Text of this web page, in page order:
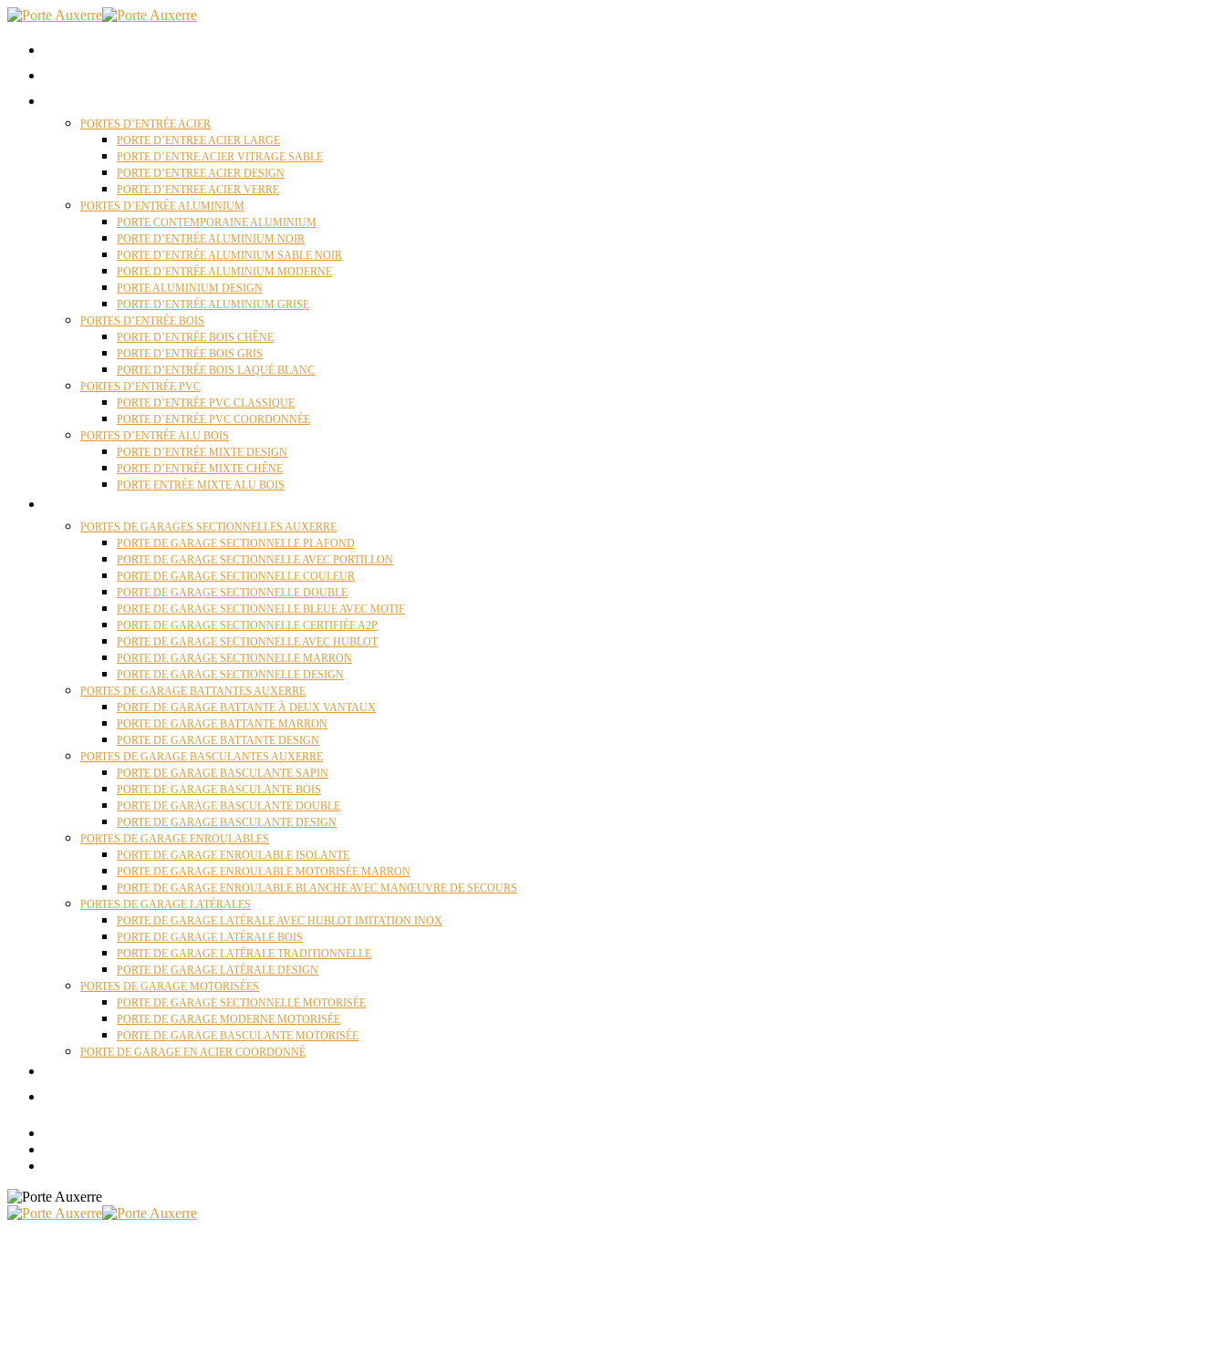
PORTES D’ENTRÉE ACIER
PORTE D’ENTREE ACIER LARGE
PORTE D’ENTRE ACIER VITRAGE SABLE
PORTE D’ENTREE ACIER DESIGN
PORTE D’ENTREE ACIER VERRE
PORTES D’ENTRÉE ALUMINIUM
PORTE CONTEMPORAINE ALUMINIUM
PORTE D’ENTRÉE ALUMINIUM NOIR
PORTE D’ENTRÉE ALUMINIUM SABLE NOIR
PORTE D’ENTRÉE ALUMINIUM MODERNE
PORTE ALUMINIUM DESIGN
PORTE D’ENTRÉE ALUMINIUM GRISE
PORTES D’ENTRÉE BOIS
PORTE D’ENTRÉE BOIS CHÊNE
PORTE D’ENTRÉE BOIS GRIS
PORTE D’ENTRÉE BOIS LAQUÉ BLANC
PORTES D’ENTRÉE PVC
PORTE D’ENTRÉE PVC CLASSIQUE
PORTE D’ENTRÉE PVC COORDONNÉE
PORTES D’ENTRÉE ALU BOIS
PORTE D’ENTRÉE MIXTE DESIGN
PORTE D’ENTRÉE MIXTE CHÊNE
PORTE ENTRÉE MIXTE ALU BOIS
PORTES DE GARAGES SECTIONNELLES AUXERRE
PORTE DE GARAGE SECTIONNELLE PLAFOND
PORTE DE GARAGE SECTIONNELLE AVEC PORTILLON
PORTE DE GARAGE SECTIONNELLE COULEUR
PORTE DE GARAGE SECTIONNELLE DOUBLE
PORTE DE GARAGE SECTIONNELLE BLEUE AVEC MOTIF
PORTE DE GARAGE SECTIONNELLE CERTIFIÉE A2P
PORTE DE GARAGE SECTIONNELLE AVEC HUBLOT
PORTE DE GARAGE SECTIONNELLE MARRON
PORTE DE GARAGE SECTIONNELLE DESIGN
PORTES DE GARAGE BATTANTES AUXERRE
PORTE DE GARAGE BATTANTE À DEUX VANTAUX
PORTE DE GARAGE BATTANTE MARRON
PORTE DE GARAGE BATTANTE DESIGN
PORTES DE GARAGE BASCULANTES AUXERRE
PORTE DE GARAGE BASCULANTE SAPIN
PORTE DE GARAGE BASCULANTE BOIS
PORTE DE GARAGE BASCULANTE DOUBLE
PORTE DE GARAGE BASCULANTE DESIGN
PORTES DE GARAGE ENROULABLES
PORTE DE GARAGE ENROULABLE ISOLANTE
PORTE DE GARAGE ENROULABLE MOTORISÉE MARRON
PORTE DE GARAGE ENROULABLE BLANCHE AVEC MANŒUVRE DE SECOURS
PORTES DE GARAGE LATÉRALES
PORTE DE GARAGE LATÉRALE AVEC HUBLOT IMITATION INOX
PORTE DE GARAGE LATÉRALE BOIS
PORTE DE GARAGE LATÉRALE TRADITIONNELLE
PORTE DE GARAGE LATÉRALE DESIGN
PORTES DE GARAGE MOTORISÉES
PORTE DE GARAGE SECTIONNELLE MOTORISÉE
PORTE DE GARAGE MODERNE MOTORISÉE
PORTE DE GARAGE BASCULANTE MOTORISÉE
PORTE DE GARAGE EN ACIER COORDONNÉ